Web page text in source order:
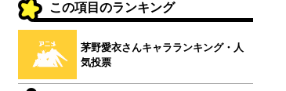
この項目のランキング
茅野愛衣さんキャラランキング・人
気投票